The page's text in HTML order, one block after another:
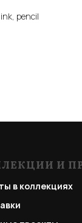
pencil
И
в коллекциях